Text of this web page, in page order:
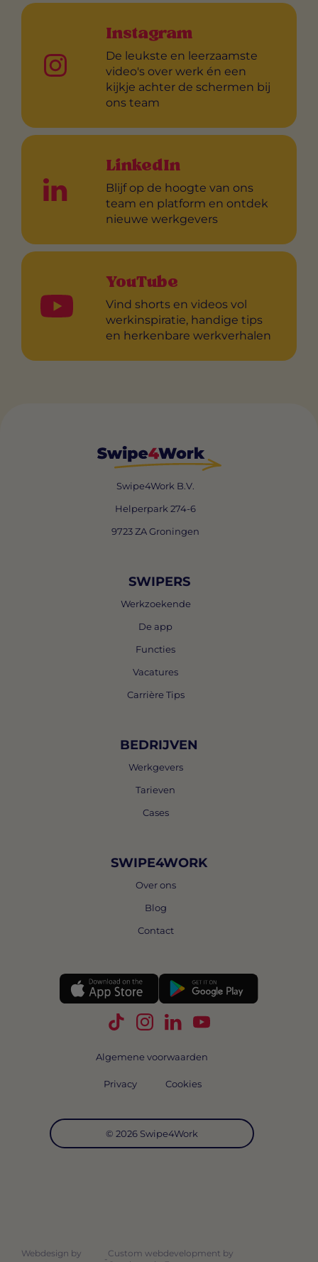
Instagram
De leukste en leerzaamste
video's over werk én een
kijkje achter de schermen bij
ons team
LinkedIn
Blijf op de hoogte van ons
team en platform en ontdek
nieuwe werkgevers
YouTube
Vind shorts en videos vol
werkinspiratie, handige tips
en herkenbare werkverhalen
Swipe4Work B.V.
Helperpark 274-6
9723 ZA Groningen
SWIPERS
Werkzoekende
De app
Functies
Vacatures
Carrière Tips
BEDRIJVEN
Werkgevers
Tarieven
Cases
SWIPE4WORK
Over ons
Blog
Contact
Volg Swipe4Work op TikTok
Volg Swipe4Work op
Volg Swipe4Work op
Volg Swipe4Work
© 2026 Swipe4Work
Algemene voorwaarden
Privacy Cookies
Webdesign by
-
Custom webdevelopment by